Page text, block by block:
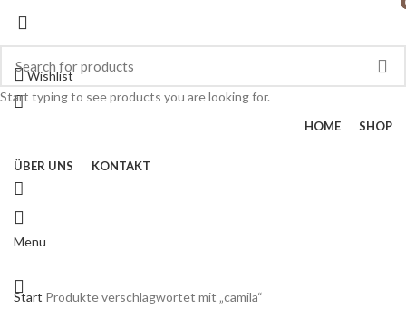
Wishlist
HOME SHOP
ÜBER UNS KONTAKT
Menu
Start Produkte verschlagwortet mit „camila“
Start typing to see products you are looking for.